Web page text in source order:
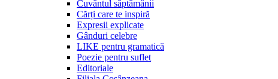
Cuvântul săptămânii
Cărți care te inspiră
Expresii explicate
Gânduri celebre
LIKE pentru gramatică
Poezie pentru suflet
Editoriale